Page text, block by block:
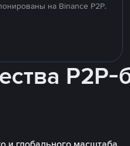
на Binance P2P.
P2P-